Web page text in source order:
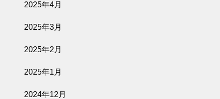
2025年4月
2025年3月
2025年2月
2025年1月
2024年12月